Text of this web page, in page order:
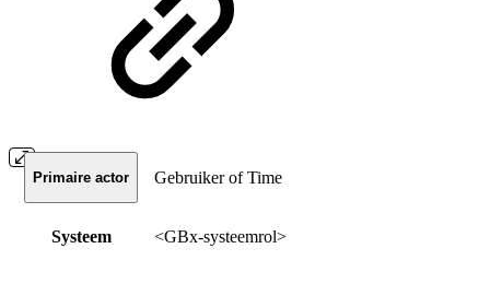
Primaire actor Gebruiker of Time
Systeem <GBx-systeemrol>